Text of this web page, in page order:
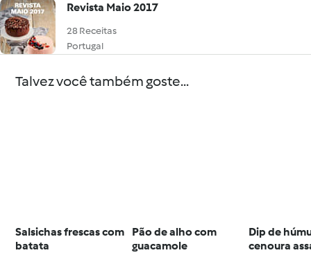
Revista Maio 2017
28 Receitas
Portugal
Talvez você também goste...
Salsichas frescas com
batata
Pão de alho com
guacamole
Dip de
cenoura